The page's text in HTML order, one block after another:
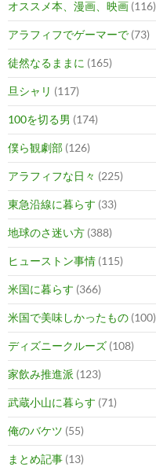
オススメ本、漫画、映画 (116)
アラフィフでゲーマーで (73)
徒然なるままに (165)
旦シャリ (117)
100を切る男 (174)
僕ら観劇部 (126)
アラフィフな日々 (225)
東急沿線に暮らす (33)
地球のさ迷い方 (388)
ヒューストン事情 (115)
米国に暮らす (366)
米国で美味しかったもの (100)
ディズニークルーズ (108)
家飲み推進派 (123)
武蔵小山に暮らす (71)
俺のバケツ (55)
まとめ記事 (13)